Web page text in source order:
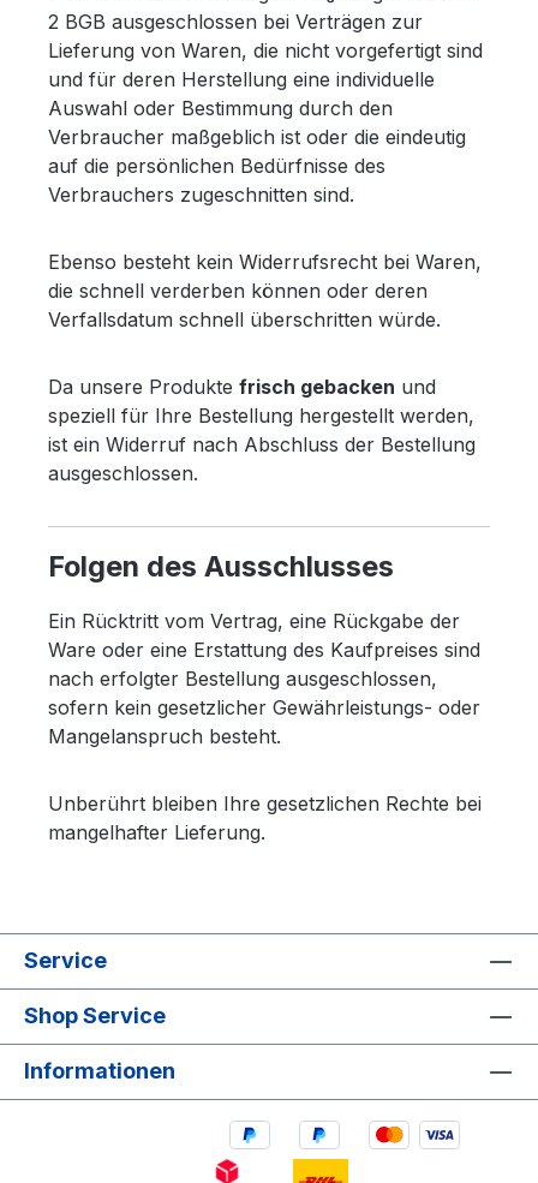
2 BGB ausgeschlossen bei Verträgen zur
Lieferung von Waren, die nicht vorgefertigt sind
und für deren Herstellung eine individuelle
Auswahl oder Bestimmung durch den
Verbraucher maßgeblich ist oder die eindeutig
auf die persönlichen Bedürfnisse des
Verbrauchers zugeschnitten sind.
Ebenso besteht kein Widerrufsrecht bei Waren,
die schnell verderben können oder deren
Verfallsdatum schnell überschritten würde.
Da unsere Produkte frisch gebacken und
speziell für Ihre Bestellung hergestellt werden,
ist ein Widerruf nach Abschluss der Bestellung
ausgeschlossen.
Folgen des Ausschlusses
Ein Rücktritt vom Vertrag, eine Rückgabe der
Ware oder eine Erstattung des Kaufpreises sind
nach erfolgter Bestellung ausgeschlossen,
sofern kein gesetzlicher Gewährleistungs- oder
Mangelanspruch besteht.
Unberührt bleiben Ihre gesetzlichen Rechte bei
mangelhafter Lieferung.
Service
Shop Service
Informationen